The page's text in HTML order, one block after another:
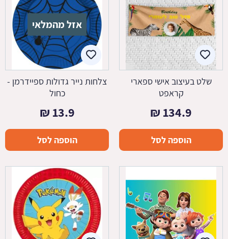
שלט בעיצוב אישי ספארי
קראפט
134.9
₪
הוספה לסל
אזל מהמלאי
צלחות נייר גדולות ספיידרמן -
כחול
13.9
₪
הוספה לסל